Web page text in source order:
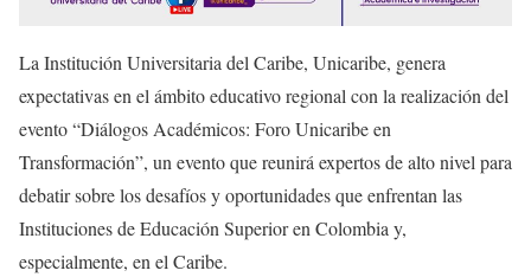
La Institución Universitaria del Caribe, Unicaribe, genera
expectativas en el ámbito educativo regional con la realización del
evento “Diálogos Académicos: Foro Unicaribe en
Transformación”, un evento que reunirá expertos de alto nivel para
debatir sobre los desafíos y oportunidades que enfrentan las
Instituciones de Educación Superior en Colombia y,
especialmente, en el Caribe.